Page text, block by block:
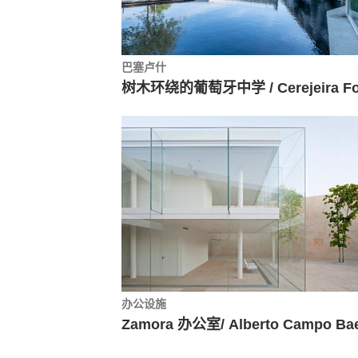
巴塞卢什
办公设施
Zamora 办公室/ Alberto Campo